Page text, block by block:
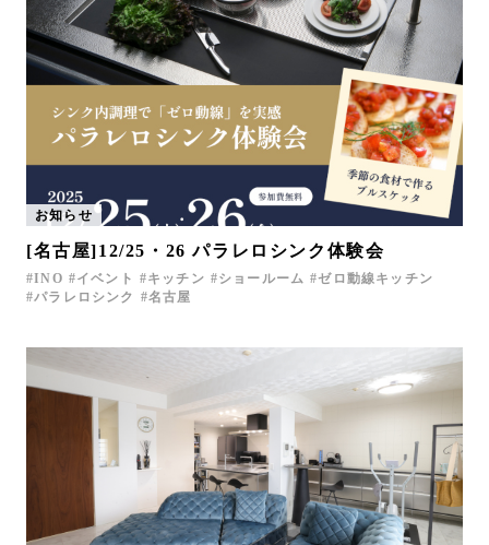
お知らせ
[名古屋]12/25・26 パラレロシンク体験会
INO イベント キッチン ショールーム
ゼロ動線キッチン
パラレロシンク
名古屋